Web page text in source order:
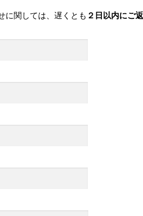
に関しては、遅くとも ２日以内にご